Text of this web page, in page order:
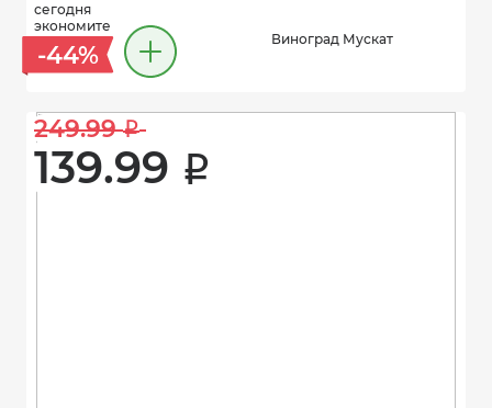
сегодня
экономите
-44%
Виноград Мускат
249.99 i
139.99 i